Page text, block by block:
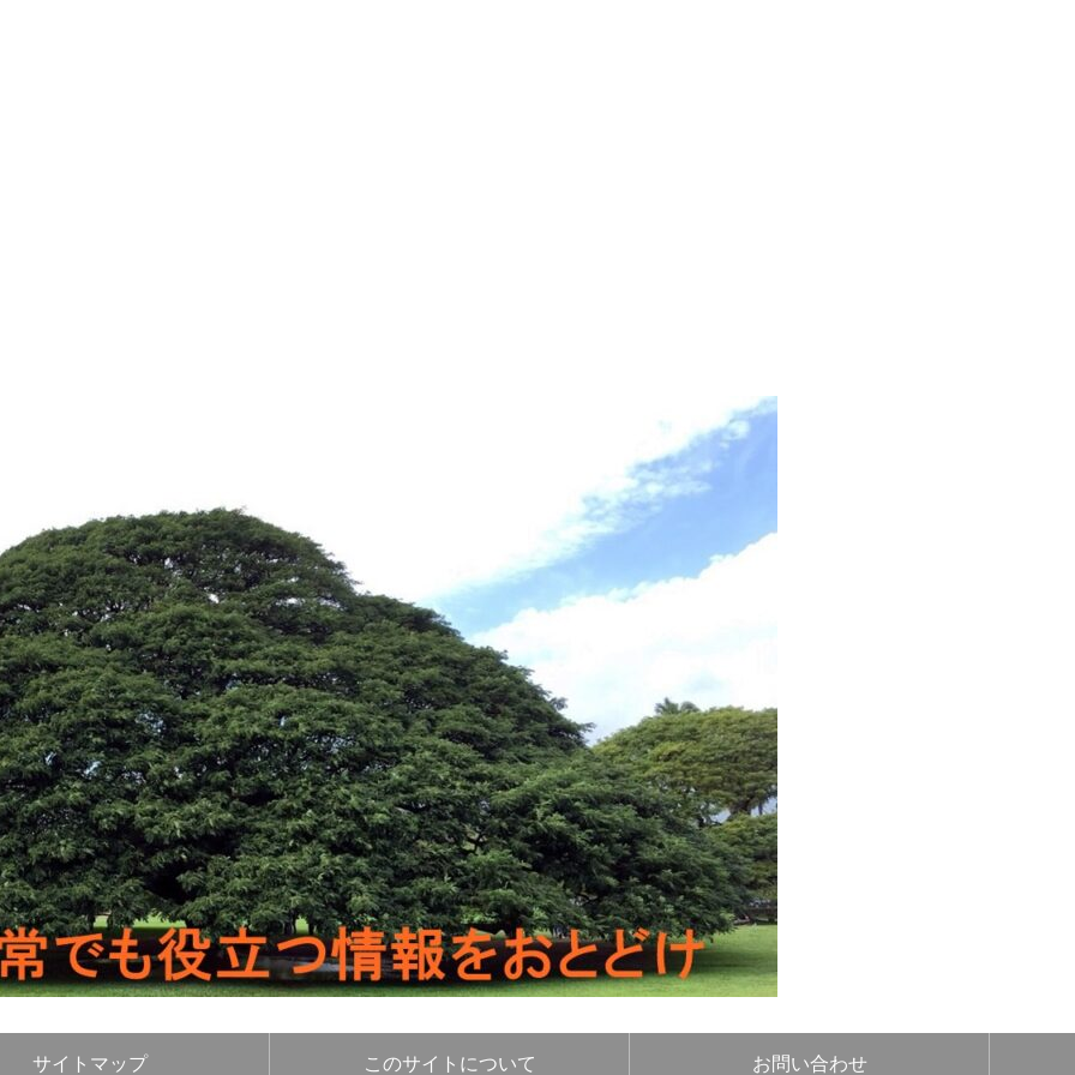
サイトマップ このサイトについて お問い合わせ